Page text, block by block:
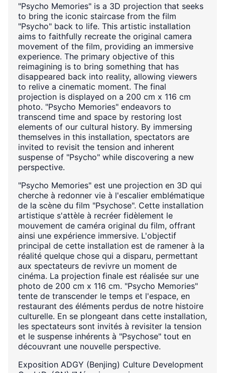
"Psycho Memories" is a 3D projection that seeks
to bring the iconic staircase from the film
"Psycho" back to life. This artistic installation
aims to faithfully recreate the original camera
movement of the film, providing an immersive
experience. The primary objective of this
reimagining is to bring something that has
disappeared back into reality, allowing viewers
to relive a cinematic moment. The final
projection is displayed on a 200 cm x 116 cm
photo. "Psycho Memories" endeavors to
transcend time and space by restoring lost
elements of our cultural history. By immersing
themselves in this installation, spectators are
invited to revisit the tension and inherent
suspense of "Psycho" while discovering a new
perspective.
"Psycho Memories" est une projection en 3D qui
cherche à redonner vie à l'escalier emblématique
de la scène du film "Psychose". Cette installation
artistique s'attèle à recréer fidèlement le
mouvement de caméra original du film, offrant
ainsi une expérience immersive. L'objectif
principal de cette installation est de ramener à la
réalité quelque chose qui a disparu, permettant
aux spectateurs de revivre un moment de
cinéma. La projection finale est réalisée sur une
photo de 200 cm x 116 cm. "Psycho Memories"
tente de transcender le temps et l'espace, en
restaurant des éléments perdus de notre histoire
culturelle. En se plongeant dans cette installation,
les spectateurs sont invités à revisiter la tension
et le suspense inhérents à "Psychose" tout en
découvrant une nouvelle perspective.
Exposition ADGY (Benjing) Culture Development